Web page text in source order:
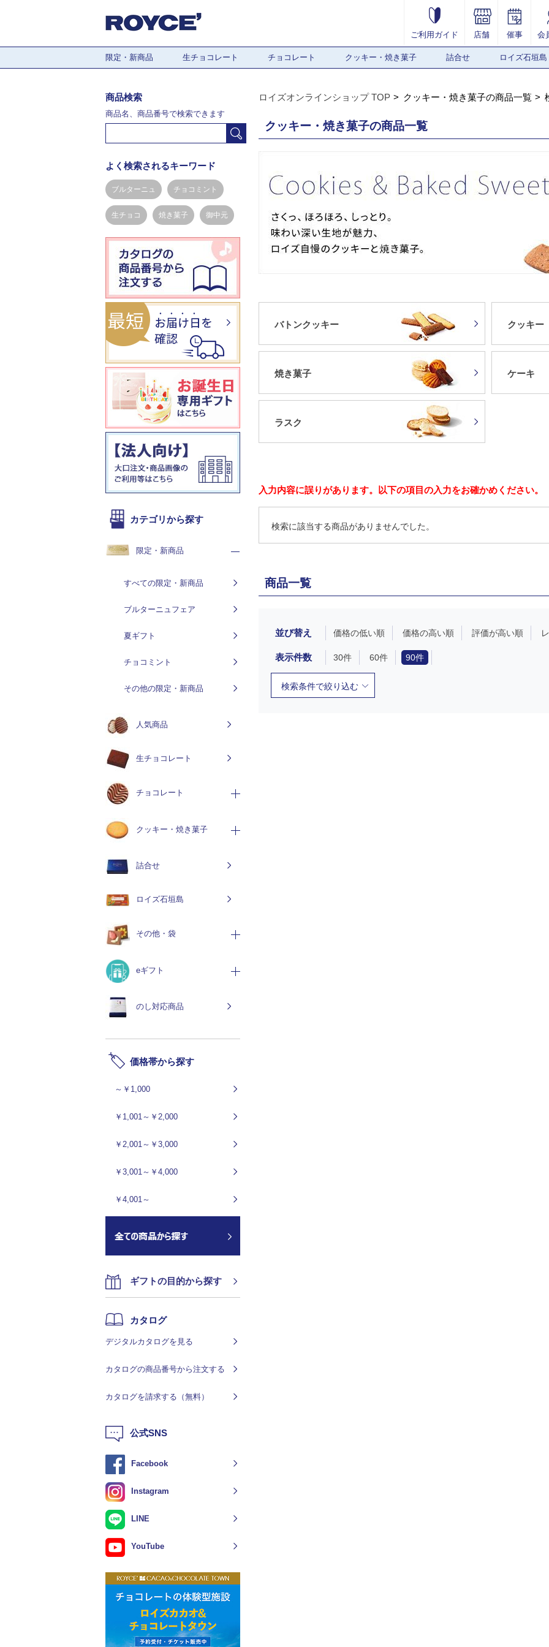
ご利用ガイド 店舗 催事 会
限定・新商品 生チョコレート チョコレート クッキー・焼き菓子 詰合せ ロイズ石垣島
ロイズオンラインショップ TOP クッキー・焼き菓子の商品一覧
クッキー・焼き菓子の商品一覧
バトンクッキー クッキー
焼き菓子 ケーキ
ラスク
入力内容に誤りがあります。以下の項目の入力をお確かめください。
検索に該当する商品がありませんでした。
商品一覧
並び替え 価格の低い順 価格の高い順 評価が高い順
表示件数 30件 60件 90件
検索条件で絞り込む
商品検索
商品名、商品番号で検索できます
よく検索されるキーワード
ブルターニュ チョコミント
生チョコ 焼き菓子 御中元
カテゴリから探す
限定・新商品
すべての限定・新商品
ブルターニュフェア
夏ギフト
チョコミント
その他の限定・新商品
人気商品
生チョコレート
チョコレート
クッキー・焼き菓子
詰合せ
ロイズ石垣島
その他・袋
eギフト
のし対応商品
価格帯から探す
～￥1,000
￥1,001～￥2,000
￥2,001～￥3,000
￥3,001～￥4,000
￥4,001～
ギフトの目的から探す
カタログ
デジタルカタログを見る
カタログの商品番号から注文する
カタログを請求する（無料）
公式SNS
Facebook
Instagram
LINE
YouTube